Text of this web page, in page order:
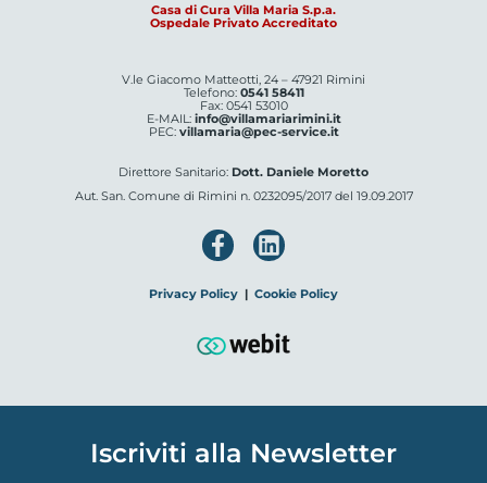
Casa di Cura Villa Maria S.p.a.
Ospedale Privato Accreditato
V.le Giacomo Matteotti, 24 – 47921 Rimini
Telefono: 0541 58411
Fax: 0541 53010
E-MAIL: info@villamariarimini.it
PEC: villamaria@pec-service.it
Direttore Sanitario: Dott. Daniele Moretto
Aut. San. Comune di Rimini n. 0232095/2017 del 19.09.2017
Privacy Policy | Cookie Policy
Iscriviti alla Newsletter